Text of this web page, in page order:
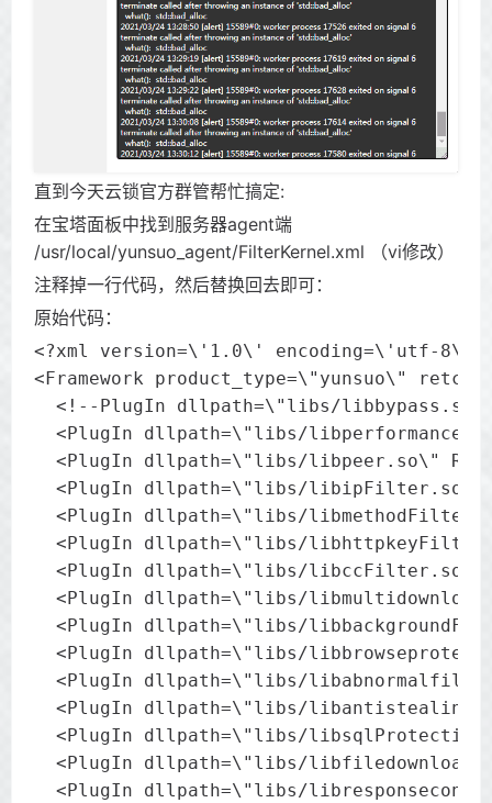
直到今天云锁官方群管帮忙搞定:
在宝塔面板中找到服务器agent端
/usr/local/yunsuo_agent/FilterKernel.xml （vi修改）
注释掉一行代码，然后替换回去即可：
原始代码：
<?xml version=\'1.0\' encoding=\'utf-
<Framework product_type=\"yunsuo\"
<!--PlugIn dllpath=\"libs/
<PlugIn dllpath=\"libs/
<PlugIn dllpath=\"libs/libpeer.so\"
<PlugIn dllpath=\"libs/
<PlugIn dllpath=\"libs/
<PlugIn dllpath=\"libs/
<PlugIn dllpath=\"libs/
<PlugIn dllpath=\"libs/
<PlugIn dllpath=\"libs/
<PlugIn dllpath=\"libs/
<PlugIn dllpath=\"libs/
<PlugIn dllpath=\"libs/
<PlugIn dllpath=\"libs/
<PlugIn dllpath=\"libs/
<PlugIn dllpath=\"libs/